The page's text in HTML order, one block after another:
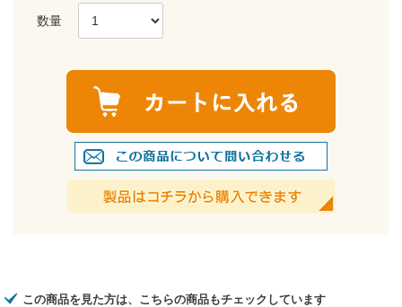
この商品を見た方は、こちらの商品もチェックしています